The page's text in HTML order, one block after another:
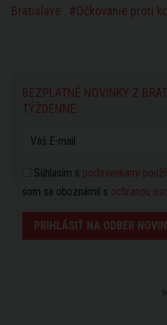
Bratislave
Očkovanie proti
BEZPLATNÉ NOVINKY Z
TÝŽDENNE:
Súhlasím s podmienkami
som sa oboznámil s ochranou
PRIHLÁSIŤ NA ODBER